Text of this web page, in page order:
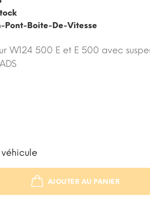
Pont-Boite-De-Vitesse
W124 500 E et E 500 avec
véhicule
AJOUTER AU PANIER